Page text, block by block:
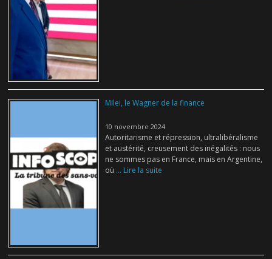
Milei, le Wagner de la finance
10 novembre 2024
Autoritarisme et répression, ultralibéralisme
et austérité, creusement des inégalités : nous
ne sommes pas en France, mais en Argentine,
où ... Lire la suite